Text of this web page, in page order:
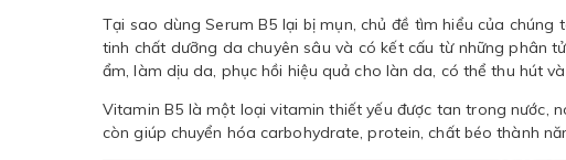
Tại sao dùng Serum B5 lại bị mụn, chủ đề tìm hiểu của
tinh chất dưỡng da chuyên sâu và có kết cấu từ những phân
ẩm, làm dịu da, phục hồi hiệu quả cho làn da, có thể thu hút
Vitamin B5 là một loại vitamin thiết yếu được tan trong nước,
còn giúp chuyển hóa carbohydrate, protein, chất béo thành